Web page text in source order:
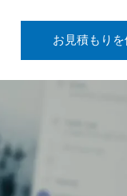
お見積もり